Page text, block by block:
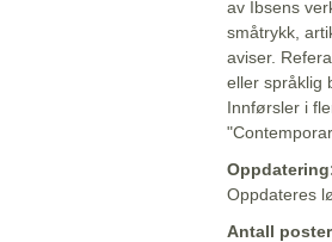
av Ibsens
småtrykk,
aviser.
eller språklig
Innførsler i
Oppdateres
Antall